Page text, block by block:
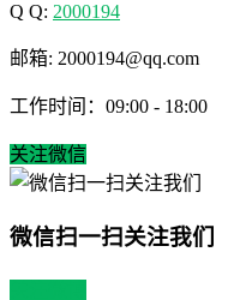
Q Q: 2000194
邮箱: 2000194@qq.com
工作时间：09:00 - 18:00
关注微信
微信扫一扫关注我们